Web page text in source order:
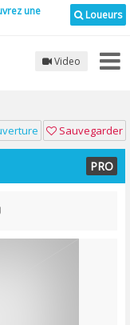
Loueurs
une
Video
Sauvegarder
PRO